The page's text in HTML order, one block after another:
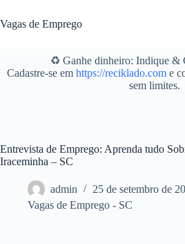
para
o
Vagas de Emprego
♻️ Ganhe dinheiro: Indique &
Cadastre-se em https://reciklado.come
sem limites.
Entrevista de Emprego: Aprenda tudo
Iraceminha – SC
admin
25 de setembro de
Vagas de Emprego - SC